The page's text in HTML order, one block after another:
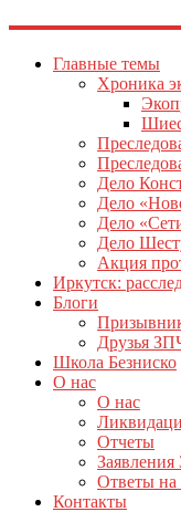
Главные темы
Хроника
Дело
Дело
Дело
Дело
Акция
Иркутск:
Блоги
Друзья
Школа Безниско
О нас
О нас
Отчеты
Ответы
Контакты